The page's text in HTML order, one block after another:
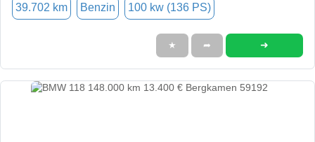
39.702 km Benzin 100 kw (136 PS)
★ ➦ ➜